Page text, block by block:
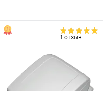
1 отзыв